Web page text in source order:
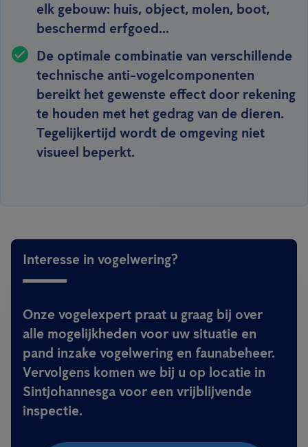
elk gebouw: huis, object, molen, boot,
beschermd erfgoed...
De optimale combinatie van verschillende
technische anti-vogelcomponenten
bereikt het gewenste effect door rekening
te houden met het gedrag van de dieren.
Tegelijkertijd wordt de omgeving niet
visueel beperkt.
Interesse in vogelwering?
Onze vogelexpert praat u graag bij over
alle mogelijkheden voor uw situatie en
pand inzake vogelwering en faunabeheer.
Vervolgens komen we bij u op locatie in
Sintjohannesga voor een vrijblijvende
inspectie.